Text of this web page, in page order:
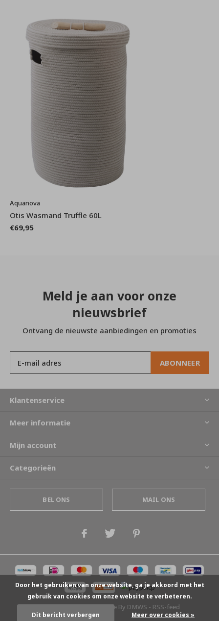
Aquanova
Otis Wasmand Truffle 60L
€69,95
Meld je aan voor onze
nieuwsbrief
Ontvang de nieuwste aanbiedingen en promoties
ABONNEER
Klantenservice
Meer informatie
Mijn account
Categorieën
BEL ONS MAIL ONS
© Copyright2026- Theme By DMWS - RSS-feed
Door het gebruiken van onze website, ga je akkoord met het
gebruik van cookies om onze website te verbeteren.
Dit bericht verbergen Meer over cookies »